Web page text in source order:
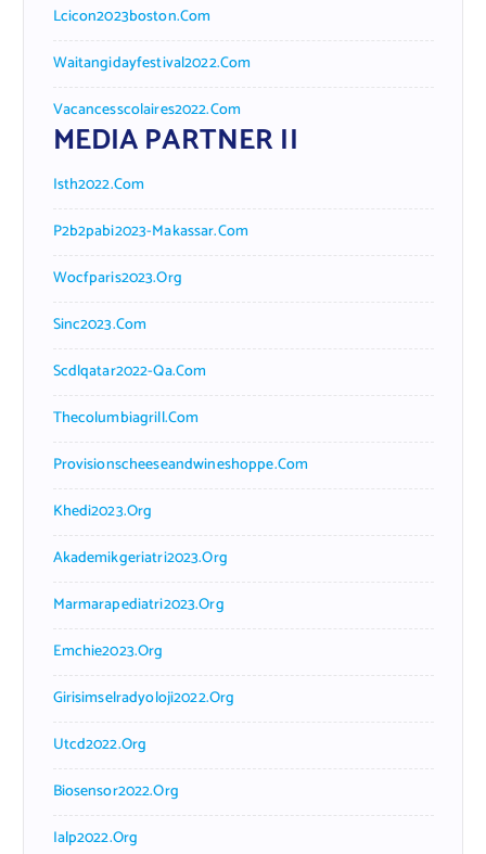
Lcicon2023boston.com
Waitangidayfestival2022.com
Vacancesscolaires2022.com
MEDIA PARTNER II
Isth2022.com
P2b2pabi2023-Makassar.com
Wocfparis2023.org
Sinc2023.com
Scdlqatar2022-Qa.com
Thecolumbiagrill.com
Provisionscheeseandwineshoppe.com
Khedi2023.org
Akademikgeriatri2023.org
Marmarapediatri2023.org
Emchie2023.org
Girisimselradyoloji2022.org
Utcd2022.org
Biosensor2022.org
Ialp2022.org